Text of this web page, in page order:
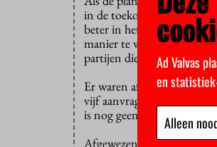
in de toekomst een
beter in het Nederlands
manier te werk gaan; de
partijen die de
Er waren afgelopen jaar
vijf aanvragen wordt dus
is nog geen beslissing
Afgewezen opleidingen
Ad Valvas
en
Alleen